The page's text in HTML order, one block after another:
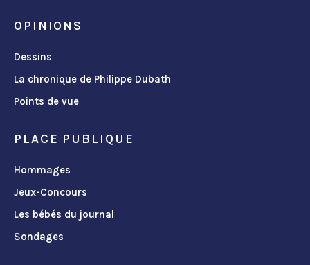
OPINIONS
Dessins
La chronique de Philippe Dubath
Points de vue
PLACE PUBLIQUE
Hommages
Jeux-Concours
Les bébés du journal
Sondages